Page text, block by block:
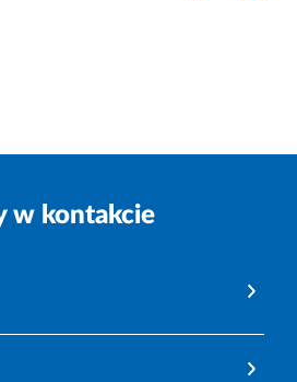
w kontakcie